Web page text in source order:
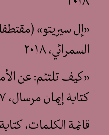
«إل سيريتو»
السمرائي، ٢٠١٨
«كيف تلتئم: عن
كتابة إيمان مرسال، ٢٠١٧
قائمة الكلمات،